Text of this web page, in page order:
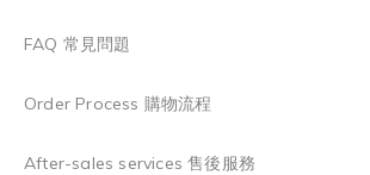
FAQ 常見問題
Order Process 購物流程
After-sales services 售後服務